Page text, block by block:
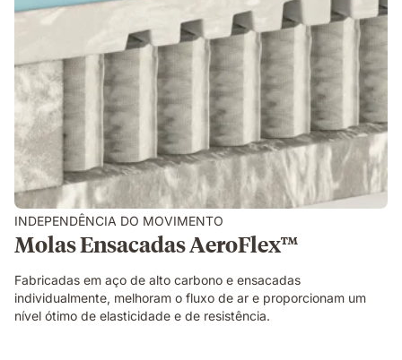
INDEPENDÊNCIA DO MOVIMENTO
Molas Ensacadas AeroFlex™
Fabricadas em aço de alto carbono e ensacadas
individualmente, melhoram o fluxo de ar e proporcionam um
nível ótimo de elasticidade e de resistência.